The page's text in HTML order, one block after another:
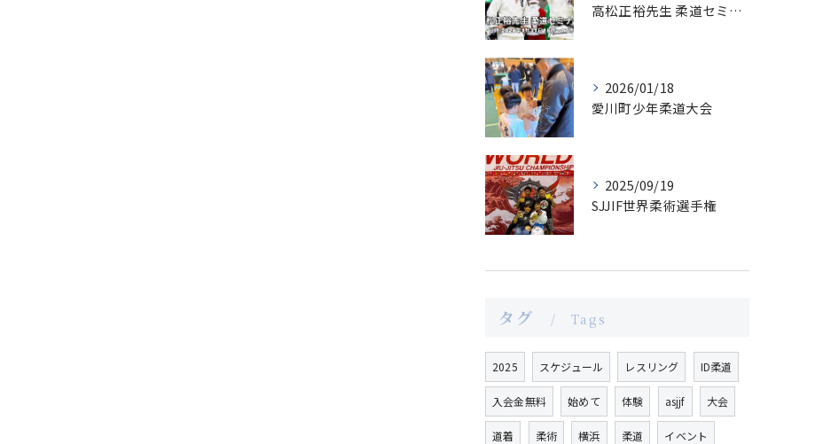
高松正裕先生 柔道セミナー
2026/01/18
愛川町少年柔道大会
2025/09/19
SJJIF世界柔術選手権
タグ Tags
2025 スケジュール レスリング ID柔道
入会金無料 始めて 体験 asjjf 大会
道着 柔術 横浜 柔道 イベント